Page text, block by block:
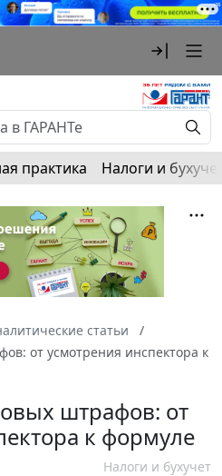
практика Налоги и
статьи
от усмотрения инспектора к
штрафов: от
к формуле
Налоги и бухучет